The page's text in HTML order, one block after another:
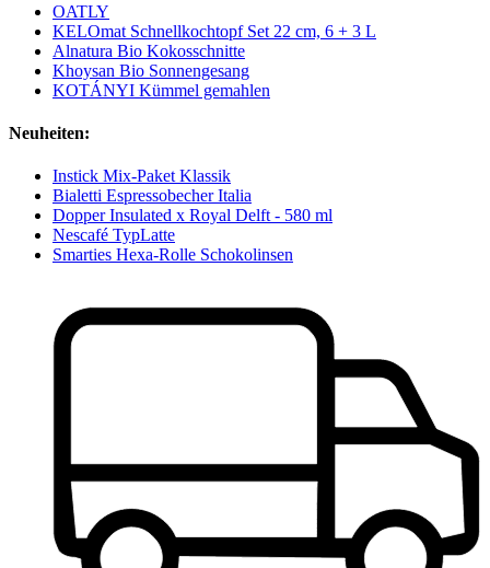
OATLY
KELOmat Schnellkochtopf Set 22 cm, 6 + 3 L
Alnatura Bio Kokosschnitte
Khoysan Bio Sonnengesang
KOTÁNYI Kümmel gemahlen
Neuheiten:
Instick Mix-Paket Klassik
Bialetti Espressobecher Italia
Dopper Insulated x Royal Delft - 580 ml
Nescafé TypLatte
Smarties Hexa-Rolle Schokolinsen